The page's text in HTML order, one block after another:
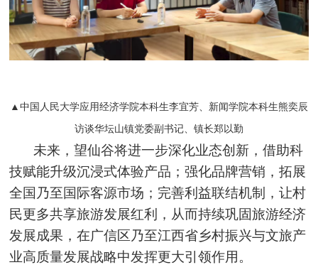
▲中国人民大学应用经济学院本科生李宜芳、新闻学院本科生熊奕辰
访谈华坛山镇党委副书记、镇长郑以勤
未来，望仙谷将进一步深化业态创新，借助科
技赋能升级沉浸式体验产品；强化品牌营销，拓展
全国乃至国际客源市场；完善利益联结机制，让村
民更多共享旅游发展红利，从而持续巩固旅游经济
发展成果，在广信区乃至江西省乡村振兴与文旅产
业高质量发展战略中发挥更大引领作用。